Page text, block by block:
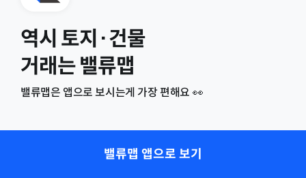
역시 토지·건물
거래는 밸류맵
밸류맵은 앱으로 보시는게 가장 편해요 👀
밸류맵 앱으로 보기